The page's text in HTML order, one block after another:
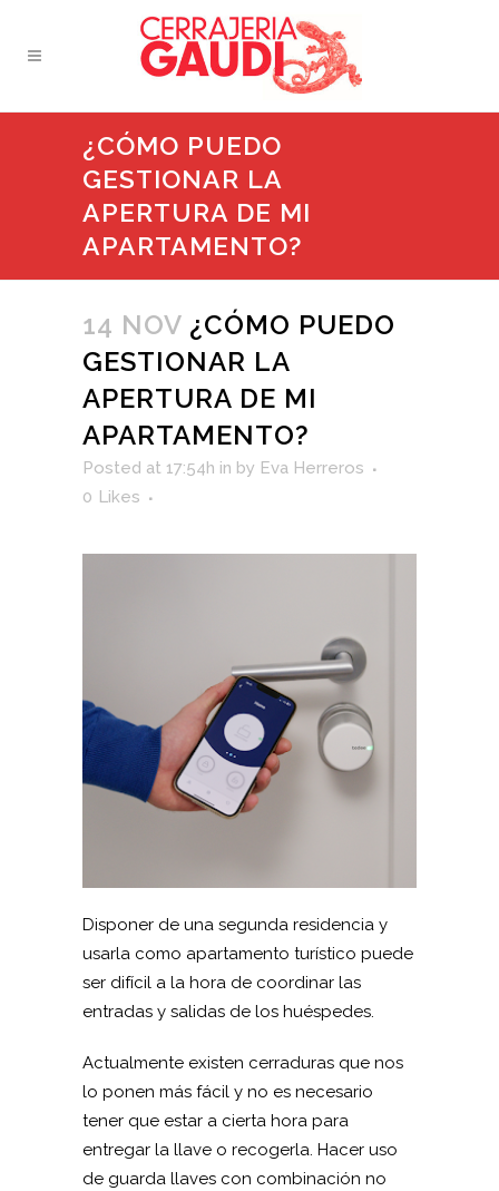
¿CÓMO PUEDO
GESTIONAR LA
APERTURA DE MI
APARTAMENTO?
14 NOV ¿CÓMO PUEDO
GESTIONAR LA
APERTURA DE MI
APARTAMENTO?
Posted at 17:54h in by Eva Herreros
0 Likes
Disponer de una segunda residencia y
usarla como apartamento turístico puede
ser difícil a la hora de coordinar las
entradas y salidas de los huéspedes.
Actualmente existen cerraduras que nos
lo ponen más fácil y no es necesario
tener que estar a cierta hora para
entregar la llave o recogerla. Hacer uso
de guarda llaves con combinación no